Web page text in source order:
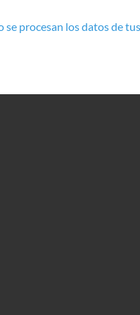
se procesan los datos de